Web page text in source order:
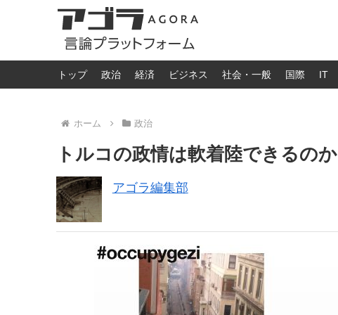
トップ 政治 経済 ビジネス 社会・一般 国際 IT
ホーム 政治
トルコの政情は軟着陸できるのか
アゴラ編集部